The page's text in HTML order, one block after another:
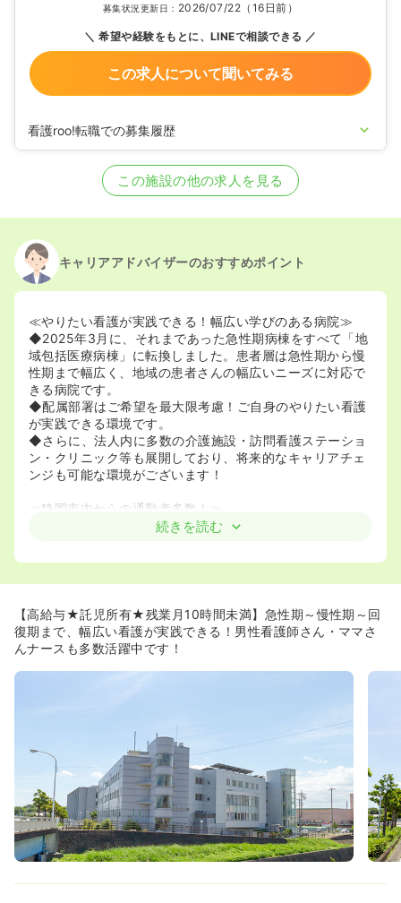
募集状況更新日： 2026/07/22（16日前）
希望や経験をもとに、LINEで相談できる
この求人について聞いてみる
看護roo!転職での募集履歴
この施設の他の求人を見る
キャリアアドバイザーのおすすめポイント
≪やりたい看護が実践できる！幅広い学びのある病院≫
◆2025年3月に、それまであった急性期病棟をすべて「地
域包括医療病棟」に転換しました。患者層は急性期から慢
性期まで幅広く、地域の患者さんの幅広いニーズに対応で
きる病院です。
◆配属部署はご希望を最大限考慮！ご自身のやりたい看護
が実践できる環境です。
◆さらに、法人内に多数の介護施設・訪問看護ステーショ
ン・クリニック等も展開しており、将来的なキャリアチェ
ンジも可能な環境がございます！
≪静岡市内からの通勤者多数！≫
◆焼津市にある同院ですが、実は静岡市内から通勤されて
利用されている方も多く、信号が少ないことや渋滞エリア
◆遠方からのご転居を機に就職される看護師様も多いで
す。ご結婚やパートナー様との同棲など、ライフステージ
の変化に伴って転職してこられる方も多く、風通しの良い
「残業全く無し！」という看護師さんもたくさんいらっし
ゃるそうです。
◆勉強会や委員会活動などを勤務時間内に実施するなど、
残業を減らす取り組みにも力を入れています。
◆夜勤のできる方だけでなく「日勤常勤・日勤パート」な
どの雇用形態も積極的に募集しております！ライフステー
ジに合わせて柔軟に働き方を調整できる点も魅力です♪
≪ママさんナースに嬉しい環境★小学2年生までの時短勤
務取得可≫
続きを読む
【高給与★託児所有★残業月10時間未満】急性期～慢性期～回
復期まで、幅広い看護が実践できる！男性看護師さん・ママさ
んナースも多数活躍中です！